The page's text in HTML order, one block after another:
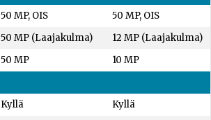
50 MP, OIS
50 MP, OIS
50 MP (Laajakulma)
12 MP (Laajakulma)
50 MP
10 MP
Kyllä
Kyllä